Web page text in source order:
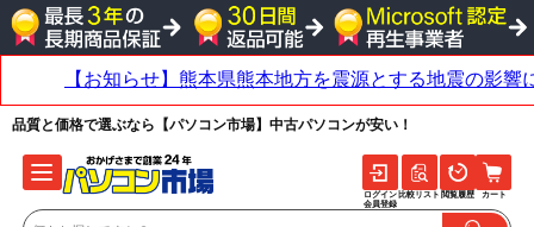
品質と価格で選ぶなら【パソコン市場】中古パソコンが安い！
ログイン
会員登録
比較リスト 閲覧履歴 カート